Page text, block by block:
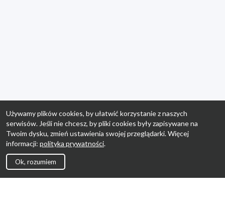
Używamy plików cookies, by ułatwić korzystanie z naszych
serwisów. Jeśli nie chcesz, by pliki cookies były zapisywane na
Twoim dysku, zmień ustawienia swojej przeglądarki. Więcej
informacji: polityka prywatności.
Ok, rozumiem